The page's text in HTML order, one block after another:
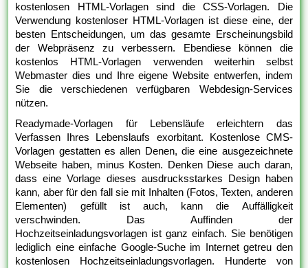
kostenlosen HTML-Vorlagen sind die CSS-Vorlagen. Die
Verwendung kostenloser HTML-Vorlagen ist diese eine, der
besten Entscheidungen, um das gesamte Erscheinungsbild
der Webpräsenz zu verbessern. Ebendiese können die
kostenlos HTML-Vorlagen verwenden weiterhin selbst
Webmaster dies und Ihre eigene Website entwerfen, indem
Sie die verschiedenen verfügbaren Webdesign-Services
nützen.
Readymade-Vorlagen für Lebensläufe erleichtern das
Verfassen Ihres Lebenslaufs exorbitant. Kostenlose CMS-
Vorlagen gestatten es allen Denen, die eine ausgezeichnete
Webseite haben, minus Kosten. Denken Diese auch daran,
dass eine Vorlage dieses ausdrucksstarkes Design haben
kann, aber für den fall sie mit Inhalten (Fotos, Texten, anderen
Elementen) gefüllt ist auch, kann die Auffälligkeit
verschwinden. Das Auffinden der
Hochzeitseinladungsvorlagen ist ganz einfach. Sie benötigen
lediglich eine einfache Google-Suche im Internet getreu den
kostenlosen Hochzeitseinladungsvorlagen. Hunderte von